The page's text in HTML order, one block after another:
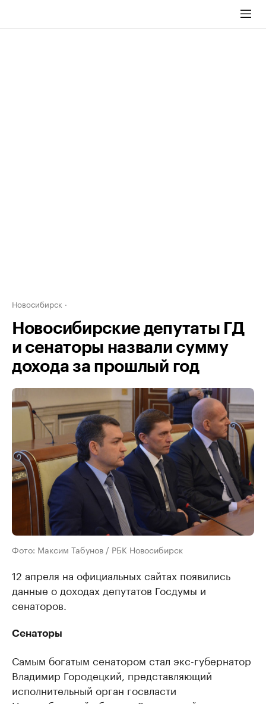
Новосибирск
Новосибирские депутаты ГД
и сенаторы назвали сумму
дохода за прошлый год
Фото: Максим Табунов / РБК Новосибирск
12 апреля на официальных сайтах появились
данные о доходах депутатов Госдумы и
сенаторов.
Сенаторы
Самым богатым сенатором стал экс-губернатор
Владимир Городецкий, представляющий
исполнительный орган госвласти